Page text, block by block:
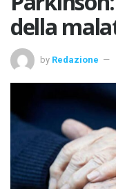
della
by Redazione